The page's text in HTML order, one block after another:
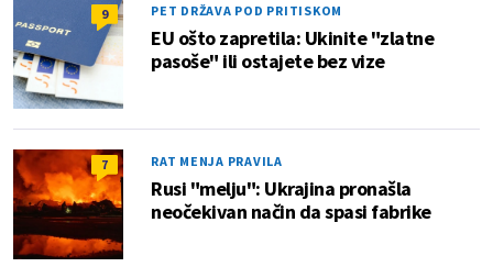
9 PET DRŽAVA POD PRITISKOM
EU ošto zapretila: Ukinite "zlatne
pasoše" ili ostajete bez vize
7 RAT MENJA PRAVILA
Rusi "melju": Ukrajina pronašla
neočekivan način da spasi fabrike